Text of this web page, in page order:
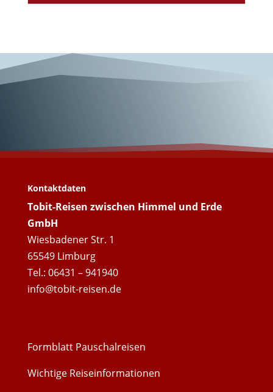
Kontaktdaten
Tobit-Reisen zwischen Himmel und Erde
GmbH
Wiesbadener Str. 1
65549 Limburg
Tel.: 06431 – 941940
info@tobit-reisen.de
Formblatt Pauschalreisen
Wichtige Reiseinformationen